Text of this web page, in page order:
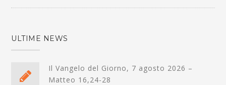
ULTIME NEWS
Il Vangelo del Giorno, 7 agosto 2026 –
Matteo 16,24-28